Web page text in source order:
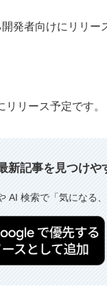
発者向けにリリ
リース予定です。
新記事を見つけや
AI 検索で「気になる